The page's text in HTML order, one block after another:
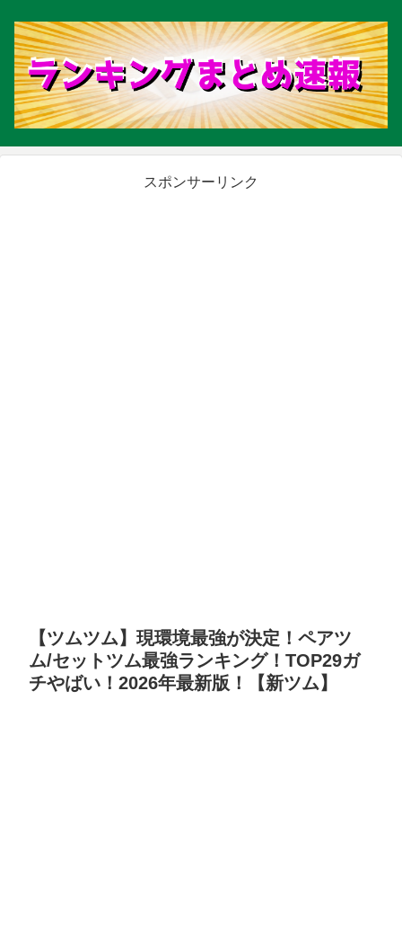
スポンサーリンク
【ツムツム】現環境最強が決定！ペアツ
ム/セットツム最強ランキング！TOP29ガ
チやばい！2026年最新版！【新ツム】